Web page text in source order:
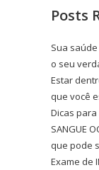
Posts
Sua
o seu
Estar
que você
Dicas
SANGUE
que pode
Exame de